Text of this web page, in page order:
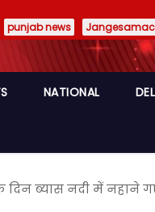
punjab news
NATIONAL
दिन ब्यास नदी में नहाने